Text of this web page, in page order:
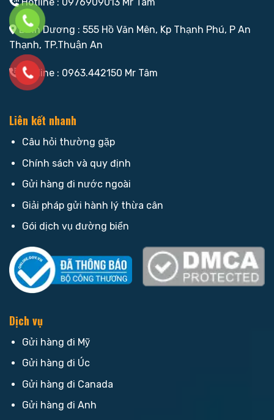
Bình Dương : 555 Hồ Văn Mên, Kp Thạnh Phú, P An
Thạnh, TP.Thuận An
Hotline : 0963.442150 Mr Tâm
Liên kết nhanh
Câu hỏi thường gặp
Chính sách và quy định
Gửi hàng đi nước ngoài
Giải pháp gửi hành lý thừa cân
Gói dịch vụ đường biển
Dịch vụ
Gửi hàng đi Mỹ
Gửi hàng đi Úc
Gửi hàng đi Canada
Gửi hàng đi Anh